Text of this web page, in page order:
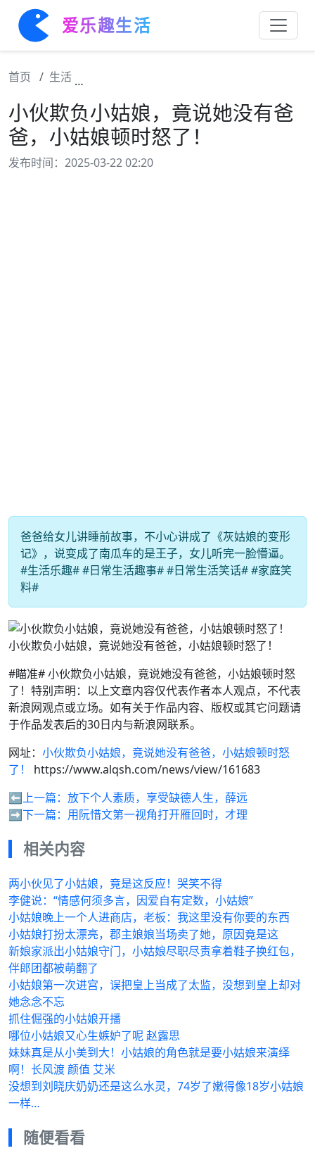
爱乐趣生活
首页 生活
小伙欺负小姑娘，竟说她没有爸
爸，小姑娘顿时怒了！
发布时间：2025-03-22 02:20
爸爸给女儿讲睡前故事，不小心讲成了《灰姑娘的变形
记》，说变成了南瓜车的是王子，女儿听完一脸懵逼。
#生活乐趣# #日常生活趣事# #日常生活笑话# #家庭笑
料#
小伙欺负小姑娘，竟说她没有爸爸，小姑娘顿时怒了！
#瞄准# 小伙欺负小姑娘，竟说她没有爸爸，小姑娘顿时怒
了！特别声明：以上文章内容仅代表作者本人观点，不代表
新浪网观点或立场。如有关于作品内容、版权或其它问题请
于作品发表后的30日内与新浪网联系。
网址： 小伙欺负小姑娘，竟说她没有爸爸，小姑娘顿时怒
了！
https://www.alqsh.com/news/view/161683
⬅️上一篇： 放下个人素质，享受缺德人生，薛远
➡️下一篇： 用阮惜文第一视角打开雁回时，才理
相关内容
两小伙见了小姑娘，竟是这反应！哭笑不得
李健说：“情感何须多言，因爱自有定数，小姑娘”
小姑娘晚上一个人进商店，老板：我这里没有你要的东西
小姑娘打扮太漂亮，郡主娘娘当场卖了她，原因竟是这
新娘家派出小姑娘守门，小姑娘尽职尽责拿着鞋子换红包，
伴郎团都被萌翻了
小姑娘第一次进宫，误把皇上当成了太监，没想到皇上却对
她念念不忘
抓住倔强的小姑娘开播
哪位小姑娘又心生嫉妒了呢 赵露思
妹妹真是从小美到大！小姑娘的角色就是要小姑娘来演绎
啊！长风渡 颜值 艾米
没想到刘晓庆奶奶还是这么水灵，74岁了嫩得像18岁小姑娘
一样…
随便看看